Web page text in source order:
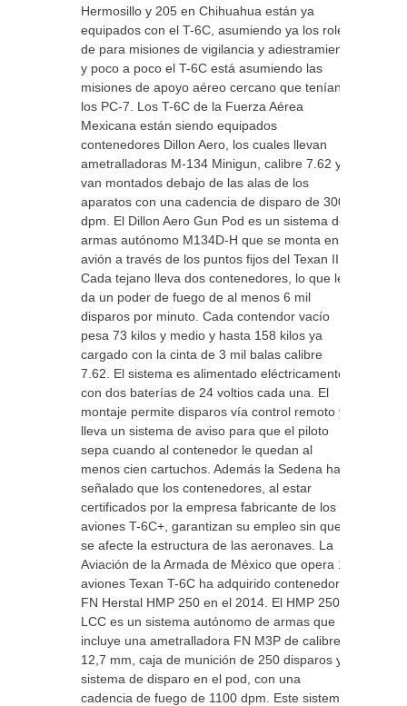
Hermosillo y 205 en Chihuahua están ya
equipados con el T-6C, asumiendo ya los roles
de para misiones de vigilancia y adiestramiento
y poco a poco el T-6C está asumiendo las
misiones de apoyo aéreo cercano que tenían
los PC-7. Los T-6C de la Fuerza Aérea
Mexicana están siendo equipados
contenedores Dillon Aero, los cuales llevan
ametralladoras M-134 Minigun, calibre 7.62 y
van montados debajo de las alas de los
aparatos con una cadencia de disparo de 3000
dpm. El Dillon Aero Gun Pod es un sistema de
armas autónomo M134D-H que se monta en el
avión a través de los puntos fijos del Texan II.
Cada tejano lleva dos contenedores, lo que les
da un poder de fuego de al menos 6 mil
disparos por minuto. Cada contendor vacío
pesa 73 kilos y medio y hasta 158 kilos ya
cargado con la cinta de 3 mil balas calibre
7.62. El sistema es alimentado eléctricamente
con dos baterías de 24 voltios cada una. El
montaje permite disparos vía control remoto y
lleva un sistema de aviso para que el piloto
sepa cuando al contenedor le quedan al
menos cien cartuchos. Además la Sedena ha
señalado que los contenedores, al estar
certificados por la empresa fabricante de los
aviones T-6C+, garantizan su empleo sin que
se afecte la estructura de las aeronaves. La
Aviación de la Armada de México que opera 13
aviones Texan T-6C ha adquirido contenedores
FN Herstal HMP 250 en el 2014. El HMP 250
LCC es un sistema autónomo de armas que
incluye una ametralladora FN M3P de calibre
12,7 mm, caja de munición de 250 disparos y
sistema de disparo en el pod, con una
cadencia de fuego de 1100 dpm. Este sistema